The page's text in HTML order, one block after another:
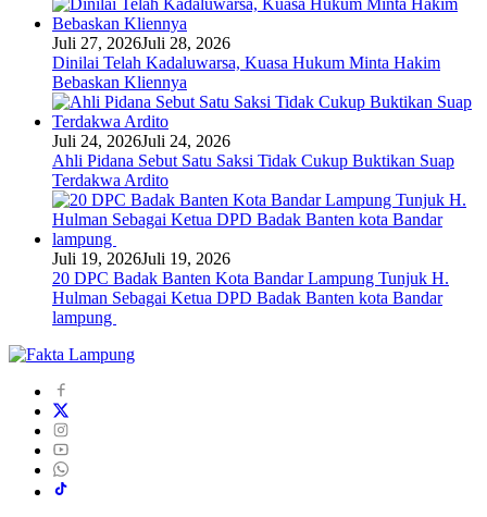
Juli 27, 2026Juli 28, 2026
Dinilai Telah Kadaluwarsa, Kuasa Hukum Minta Hakim
Bebaskan Kliennya
Juli 24, 2026Juli 24, 2026
Ahli Pidana Sebut Satu Saksi Tidak Cukup Buktikan Suap
Terdakwa Ardito
Juli 19, 2026Juli 19, 2026
20 DPC Badak Banten Kota Bandar Lampung Tunjuk H.
Hulman Sebagai Ketua DPD Badak Banten kota Bandar
lampung